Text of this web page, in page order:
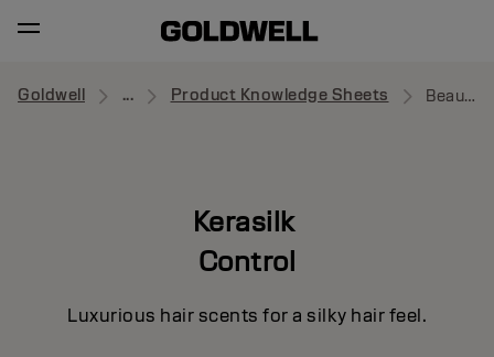
Goldwell ... Product Knowledge Sheets Beautifying Hair Perfume
Kerasilk
Control
Luxurious hair scents for a silky hair feel.